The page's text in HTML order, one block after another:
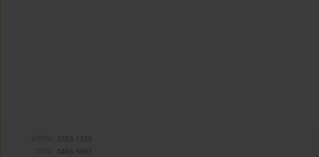
2353-1339
0465-5893